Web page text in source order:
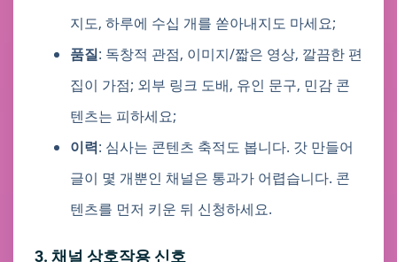
지도, 하루에 수십 개를 쏟아내지도 마세요;
품질: 독창적 관점, 이미지/짧은 영상, 깔끔한 편
집이 가점; 외부 링크 도배, 유인 문구, 민감 콘
텐츠는 피하세요;
이력: 심사는 콘텐츠 축적도 봅니다. 갓 만들어
글이 몇 개뿐인 채널은 통과가 어렵습니다. 콘
텐츠를 먼저 키운 뒤 신청하세요.
3. 채널 상호작용 신호